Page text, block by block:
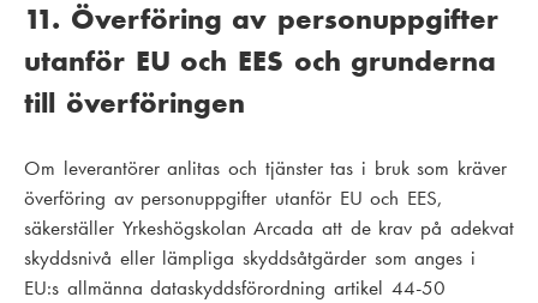
11. Överföring av personuppgifter
utanför EU och EES och grunderna
till överföringen
Om leverantörer anlitas och tjänster tas i bruk som kräver
överföring av personuppgifter utanför EU och EES,
säkerställer Yrkeshögskolan Arcada att de krav på adekvat
skyddsnivå eller lämpliga skyddsåtgärder som anges i
EU:s allmänna dataskyddsförordning artikel 44-50